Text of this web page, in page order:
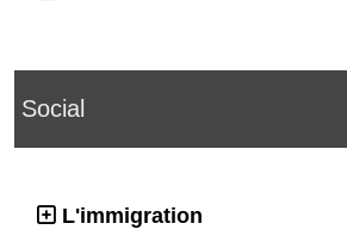
Social
L'immigration